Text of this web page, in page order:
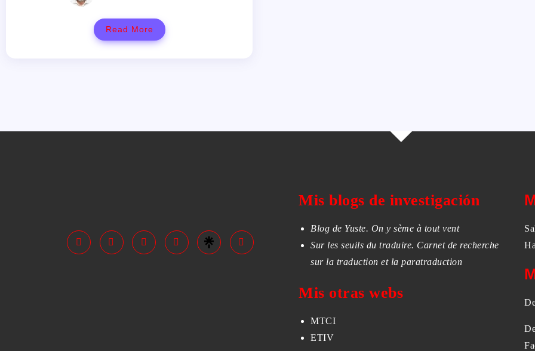
Read More
Mis blogs de investigación
Blog de Yuste. On y sème à tout vent
Sur les seuils du traduire. Carnet de recherche
sur la traduction et la paratraduction
Mis otras webs
MTCI
ETIV